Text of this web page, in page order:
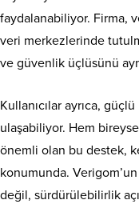
faydalanabiliyor. Firma,
veri merkezlerinde
ve güvenlik üçlüsünü
Kullanıcılar ayrıca,
ulaşabiliyor. Hem
önemli olan bu destek,
konumunda.
değil, sürdürülebilirlik